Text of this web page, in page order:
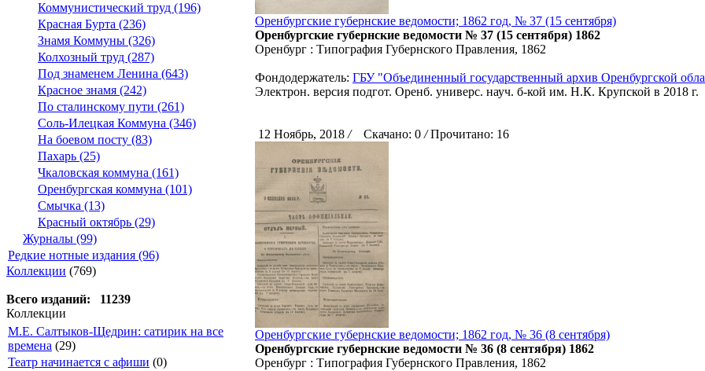
Коммунистический труд (196)
Красная Бурта (236)
Знамя Коммуны (326)
Колхозный труд (287)
Под знаменем Ленина (643)
Красное знамя (242)
По сталинскому пути (261)
Соль-Илецкая Коммуна (346)
На боевом посту (83)
Пахарь (25)
Чкаловская коммуна (161)
Оренбургская коммуна (101)
Смычка (13)
Красный октябрь (29)
Журналы (99)
Редкие нотные издания (96)
Коллекции (769)
Всего изданий: 11239
Коллекции
М.Е. Салтыков-Щедрин: сатирик на все
времена (29)
Театр начинается с афиши (0)
Оренбургские губернские ведомости; 1862 год, № 37 (15 сентября)
Оренбургские губернские ведомости № 37 (15 сентября) 1862
Оренбург : Типография Губернского Правления, 1862
Фондодержатель: ГБУ "Объединенный государственный архив Оренбургской
Электрон. версия подгот. Оренб. универс. науч. б-кой им. Н.К. Крупской в 2018 г.
12 Ноябрь, 2018 /Скачано: 0 /Прочитано: 16
Оренбургские губернские ведомости; 1862 год, № 36 (8 сентября)
Оренбургские губернские ведомости № 36 (8 сентября) 1862
Оренбург : Типография Губернского Правления, 1862